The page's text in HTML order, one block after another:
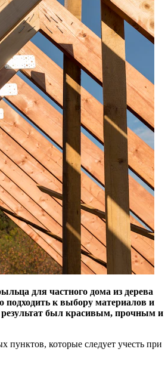
для частного дома из дерева
подходить к выбору материалов и
был красивым, прочным и
пунктов, которые следует учесть при